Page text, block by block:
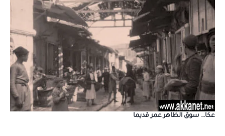
عكا… سوق الظاهر عمر قديما